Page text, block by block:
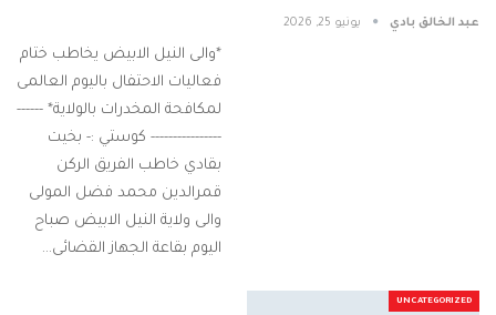
عبد الخالق بادي يونيو 25, 2026
*والى النيل الابيض يخاطب ختام
فعاليات الاحتفال باليوم العالمى
لمكافحة المخدرات بالولاية* ------
---------------- كوستي :- بخيت
بقادي خاطب الفريق الركن
قمرالدين محمد فضل المولى
والى ولاية النيل الابيض صباح
اليوم بقاعة الجهاز القضائى…
UNCATEGORIZED